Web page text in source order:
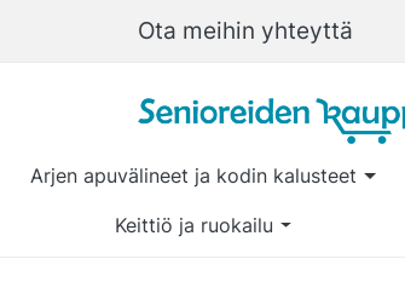
Ota meihin yhteyttä
Arjen apuvälineet ja kodin kalusteet
Keittiö ja ruokailu